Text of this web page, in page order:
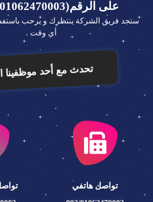
على الرقم(002/01062470003) أو
ستجد فريق الشركة ينتظرك و يرحب
أي وقت .
تحدث مع أحد موظفينا
تواصل هاتفي